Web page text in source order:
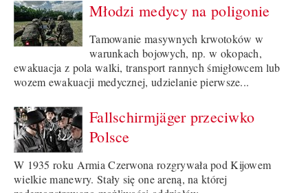
Młodzi medycy na poligonie
Tamowanie masywnych krwotoków w
warunkach bojowych, np. w okopach,
ewakuacja z pola walki, transport rannych śmigłowcem lub
wozem ewakuacji medycznej, udzielanie pierwsze...
Fallschirmjäger przeciwko
Polsce
W 1935 roku Armia Czerwona rozgrywała pod Kijowem
wielkie manewry. Stały się one areną, na której